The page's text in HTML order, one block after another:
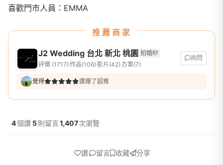
喜歡門市人員：EMMA
推薦商家
J2 Wedding 台北 新北 桃園 拍婚紗
評價 (1717) 作品(106) 影片(42) 方案(7)
詢問
覺得 讚爆了超推
4個讚 5 則留言1,407次瀏覽
讚 留言 收藏 分享